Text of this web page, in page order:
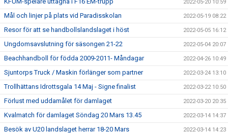
2022-05-20 10:59
Mål och linjer på plats vid Paradisskolan 2022-05-19 08:22
Resor för att se handbollslandslaget i höst 2022-05-05 16:12
Ungdomsavslutning för säsongen 21-22 2022-05-04 20:07
Beachhandboll för födda 2009-2011- Måndagar 2022-04-26 10:49
Sjuntorps Truck / Maskin förlänger som partner 2022-03-24 13:10
Trollhättans Idrottsgala 14 Maj - Signe finalist 2022-03-22 10:50
Förlust med uddamålet för damlaget 2022-03-20 20:35
Kvalmatch för damlaget Söndag 20 Mars 13.45 2022-03-14 14:37
Besök av U20 landslaget herrar 18-20 Mars 2022-03-14 14:23